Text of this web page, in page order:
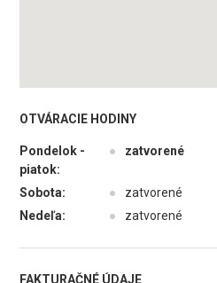
OTVÁRACIE HODINY
Pondelok -
piatok:
● zatvorené
Sobota: ●
zatvorené
Nedeľa:
● zatvorené
FAKTURAČNÉ ÚDAJE